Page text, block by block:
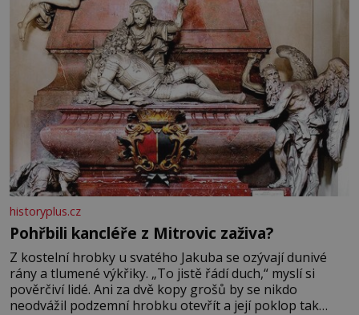
historyplus.cz
Pohřbili kancléře z Mitrovic zaživa?
Z kostelní hrobky u svatého Jakuba se ozývají dunivé
rány a tlumené výkřiky. „To jistě řádí duch,“ myslí si
pověrčiví lidé. Ani za dvě kopy grošů by se nikdo
neodvážil podzemní hrobku otevřít a její poklop tak